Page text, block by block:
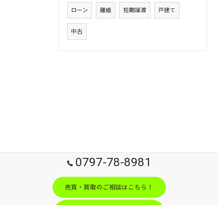
ローン 離婚 短期譲渡 戸建て
中古
0797-78-8981
売買・買取のご相談はこちら！